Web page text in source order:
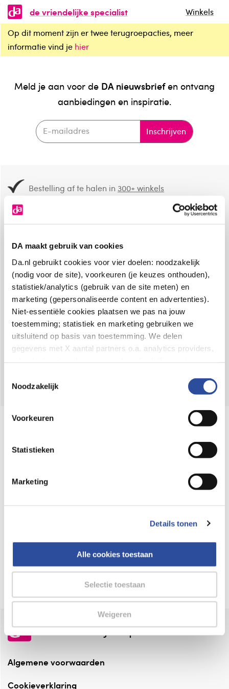
DA maakt gebruik van cookies
Da.nl gebruikt cookies voor vier doelen: noodzakelijk
(nodig voor de site), voorkeuren (je keuzes onthouden),
statistiek/analytics (gebruik van de site meten) en
marketing (gepersonaliseerde content en advertenties).
Niet-essentiële cookies plaatsen we pas na jouw
toestemming; statistiek en marketing gebruiken we
uitsluitend op basis van toestemming. We delen
gegevens met X aantal partners o.a. analytics providers,
en de bewaartermijnen per categorie. Je kunt je keuze op
gegevensverwerking staat in de
Privacyverklaring
Noodzakelijk
Voorkeuren
Statistieken
Marketing
Details tonen
Alle cookies toestaan
Selectie toestaan
Weigeren
de vriendelijke specialist
Winkels
Op dit moment zijn er twee terugroepacties, meer
informatie vind je hier
Meld je aan voor de DA nieuwsbriefen ontvang
aanbiedingen en inspiratie.
Inschrijven
Bestelling af te halen in300+ winkels
8.6 uit4.106 reviews
Over DA
Klantenservice
Assortiment
VolgDAop:
Online aanbieder medicijnen
webshop mag verkopen.
⁠Verantwoorde zorg, ⁠ook online.
Altijd onze folder bij de hand
Check onze folders ⁠bij AlleFolders.
de vriendelijke specialist
Algemene voorwaarden
Cookieverklaring